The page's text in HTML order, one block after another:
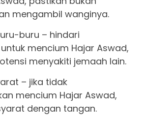
mengambil wanginya.
buru – hindari
mencium Hajar Aswad,
menyakiti jemaah lain.
– jika tidak
mencium Hajar Aswad,
dengan tangan.